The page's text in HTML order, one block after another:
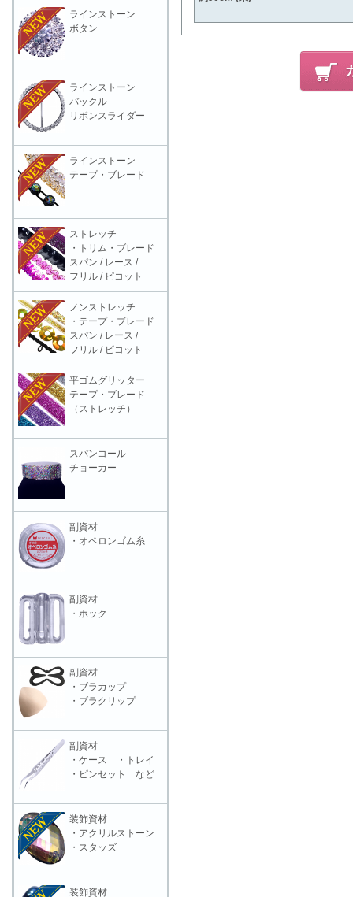
ラインストーン
ボタン
ラインストーン
バックル
リボンスライダー
ラインストーン
テープ・ブレード
ストレッチ
・トリム・ブレード
スパン / レース /
フリル / ピコット
ノンストレッチ
・テープ・ブレード
スパン / レース /
フリル / ピコット
平ゴムグリッター
テープ・ブレード
（ストレッチ）
スパンコール
チョーカー
副資材
・オペロンゴム糸
副資材
・ホック
副資材
・ブラカップ
・ブラクリップ
副資材
・ケース ・トレイ
・ピンセット など
装飾資材
・アクリルストーン
・スタッズ
装飾資材